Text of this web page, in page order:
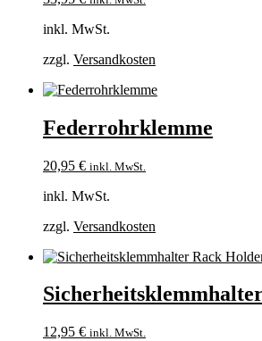
inkl. MwSt.
zzgl. Versandkosten
Federrohrklemme
20,95 € inkl. MwSt.
inkl. MwSt.
zzgl. Versandkosten
12,95 € inkl. MwSt.